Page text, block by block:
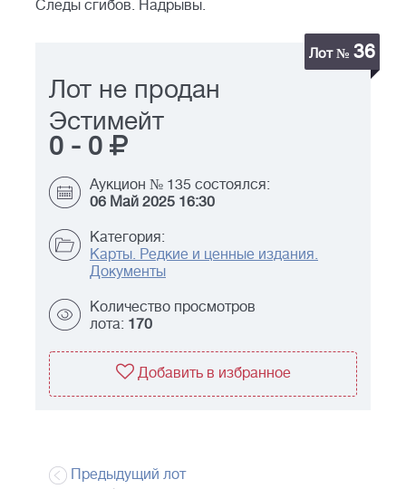
Следы сгибов. Надрывы.
Лот № 36
Лот не продан
Эстимейт
0 - 0
Аукцион № 135 состоялся:
06 Май 2025 16:30
Категория:
Карты. Редкие и ценные издания.
Документы
Количество просмотров
лота: 170
Добавить в избранное
Предыдущий лот